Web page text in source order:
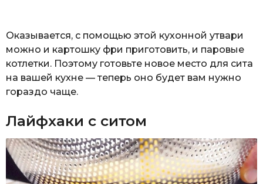
Оказывается, с помощью этой кухонной утвари
можно и картошку фри приготовить, и паровые
котлетки. Поэтому готовьте новое место для сита
на вашей кухне — теперь оно будет вам нужно
гораздо чаще.
Лайфхаки с ситом